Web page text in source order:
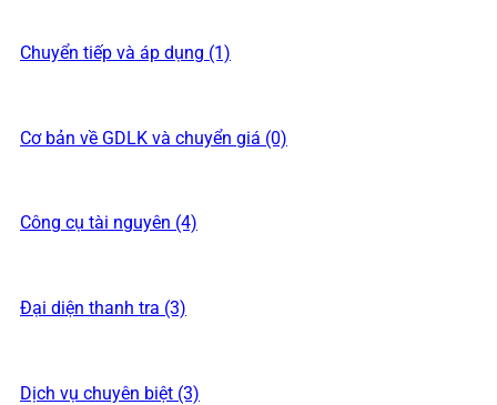
Chuyển tiếp và áp dụng (1)
Cơ bản về GDLK và chuyển giá (0)
Công cụ tài nguyên (4)
Đại diện thanh tra (3)
Dịch vụ chuyên biệt (3)